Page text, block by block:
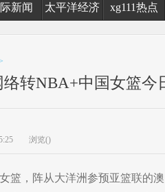
新闻 太平洋经济 xg111热点
转NBA+中国女篮今
浏览()
，阵从大洋洲参预亚篮联的澳